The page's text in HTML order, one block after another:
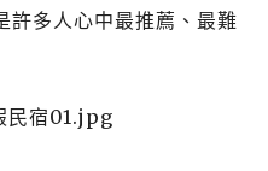
許多人心中最推薦、最難